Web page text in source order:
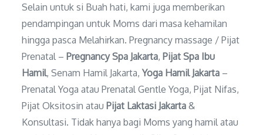
h
i
l
Selain untuk si Buah hati, kami juga memberikan
pendampingan untuk Moms dari masa kehamilan
hingga pasca Melahirkan. Pregnancy massage / Pijat
Prenatal –Pregnancy Spa Jakarta,Pijat Spa Ibu
Hamil, Senam Hamil Jakarta,Yoga Hamil Jakarta –
Prenatal Yoga atau Prenatal Gentle Yoga, Pijat Nifas,
Pijat Oksitosin atauPijat Laktasi Jakarta &
Konsultasi. Tidak hanya bagi Moms yang hamil atau